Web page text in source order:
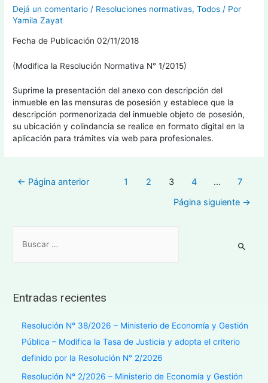
Dejá un comentario / Resoluciones normativas,Todos / Por
Yamila Zayat
Fecha de Publicación 02/11/2018
(Modifica la Resolución Normativa N° 1/2015)
Suprime la presentación del anexo con descripción del
inmueble en las mensuras de posesión y establece que la
descripción pormenorizada del inmueble objeto de posesión,
su ubicación y colindancia se realice en formato digital en la
aplicación para trámites vía web para profesionales.
← Página anterior 1 2 3 4 …
7
Página siguiente →
Entradas recientes
Resolución N° 38/2026 – Ministerio de Economía y Gestión
Pública – Modifica la Tasa de Justicia y adopta el criterio
definido por la Resolución N° 2/2026
Resolución N° 2/2026 – Ministerio de Economía y Gestión